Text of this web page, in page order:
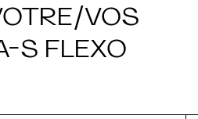
VOS
S FLEXO